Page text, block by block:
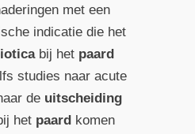
met een
indicatie die het
bij het paard
studies naar acute
de uitscheiding
het paardkomen